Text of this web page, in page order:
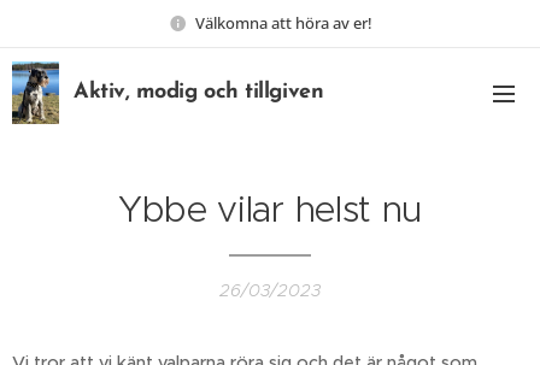
Välkomna att höra av er!
Aktiv, modig och tillgiven
Ybbe vilar helst nu
26/03/2023